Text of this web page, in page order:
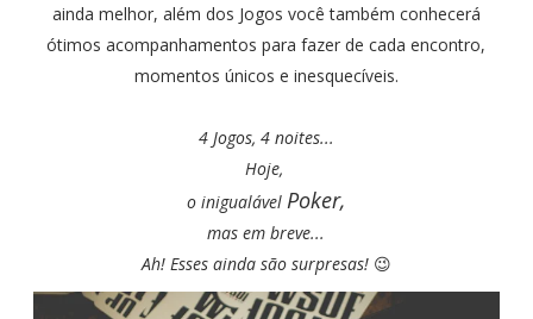
ainda melhor, além dos Jogos você também conhecerá
ótimos acompanhamentos para fazer de cada encontro,
momentos únicos e inesquecíveis.
4 Jogos, 4 noites...
Hoje,
o inigualável Poker,
mas em breve...
Ah! Esses ainda são surpresas! 😉